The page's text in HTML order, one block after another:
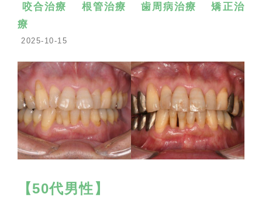
咬合治療 根管治療 歯周病治療
矯正治
療
2025-10-15
【50代男性】